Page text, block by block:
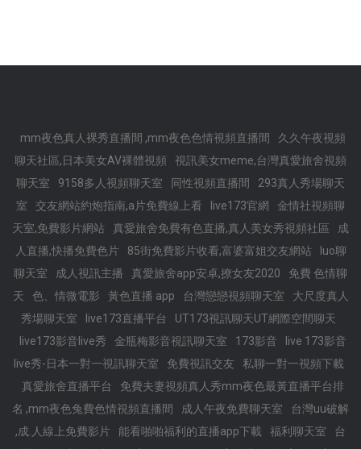
mm夜色真人裸秀直播間 ,mm夜色色情視頻直播間
久久午夜視頻
聊天社區,日本美女AV裸體視頻
視訊美女meme,台灣真愛旅舍視頻
聊天室
9158多人視頻聊天室 同性視頻直播間
293真人秀場聊天
室
交友網站約炮指南,a片免費線上看 live173官網
金情社視頻聊
天室,免費影片網站
真愛旅舍免費有色直播,真人美女秀視頻社區
成
人直播,快播免費色片
85街免費影片收看,富婆富姐交友網站
luo聊
聊天室
成人視訊主播 真愛旅舍app安卓,撩女友2020
免費 色情聊
天
色、情微電影 黃色直播 app 台灣戀戀視頻聊天室
大尺度真人
秀場聊天室
live173直播平台
UT173視訊聊天UT網際空間聊天
live173影音live秀
金瓶梅影音視訊聊天室 173影音
live 173影音
live秀-日本一對一視訊聊天室
免費視訊交友
私聊一對一視頻下載
真愛旅舍直播平台
免費夫妻視頻真人秀mm夜色最黃直播平台排
名 ,mm夜色兔費色情視頻直播間
成人午夜免費聊天室
台灣uu破解
,成.人線上免費影片
能看啪啪福利的直播app下載 福利聊天室
台